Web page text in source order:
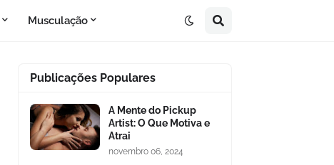
Musculação
Publicações Populares
A Mente do Pickup
Artist: O Que Motiva e
Atrai
novembro 06, 2024